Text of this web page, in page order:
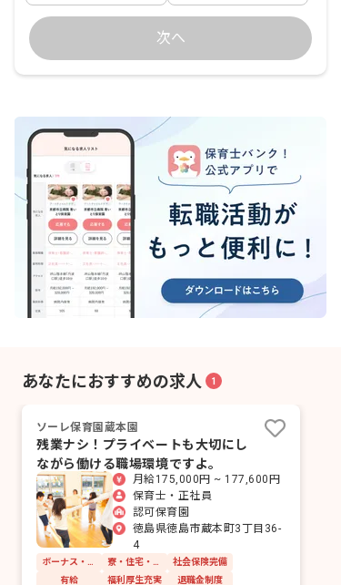
次へ
あなたにおすすめの求人 1
ソーレ保育園蔵本園
残業ナシ！プライベートも大切にし
ながら働ける職場環境ですよ。
月給175,000円 ~ 177,600円
保育士・正社員
認可保育園
徳島県徳島市蔵本町3丁目36-
4
社会保険完備
有給
福利厚生充実 退職金制度